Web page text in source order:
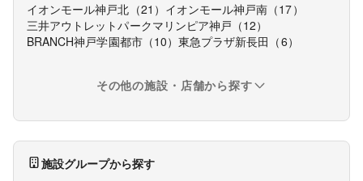
イオンモール神戸北 （21 ） イオンモール神戸南 （17）
三井アウトレットパークマリンピア神戸 （12）
BRANCH神戸学園都市（10） 東急プラザ新長田 （6）
その他の施設・店舗から探す
施設グループから探す